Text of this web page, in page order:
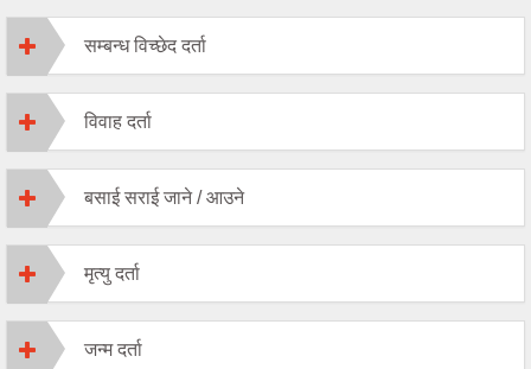
सम्बन्ध विच्छेद दर्ता
विवाह दर्ता
बसाई सराई जाने / आउने
मृत्यु दर्ता
जन्‍म दर्ता